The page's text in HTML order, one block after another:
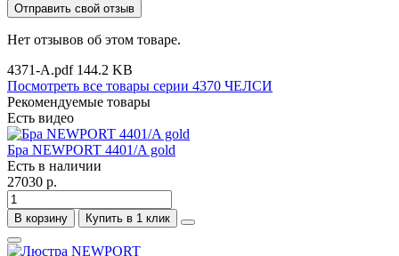
Отправить свой отзыв
Нет отзывов об этом товаре.
4371-A.pdf 144.2 KB
Посмотреть все товары серии 4370 ЧЕЛСИ
Рекомендуемые товары
Есть видео
Бра NEWPORT 4401/A gold
Есть в наличии
27030 р.
В корзину Купить в 1 клик